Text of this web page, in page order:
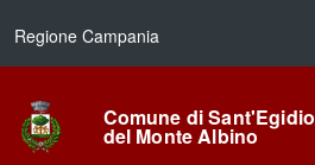
Regione Campania
Comune di Sant'Egidio
del Monte Albino